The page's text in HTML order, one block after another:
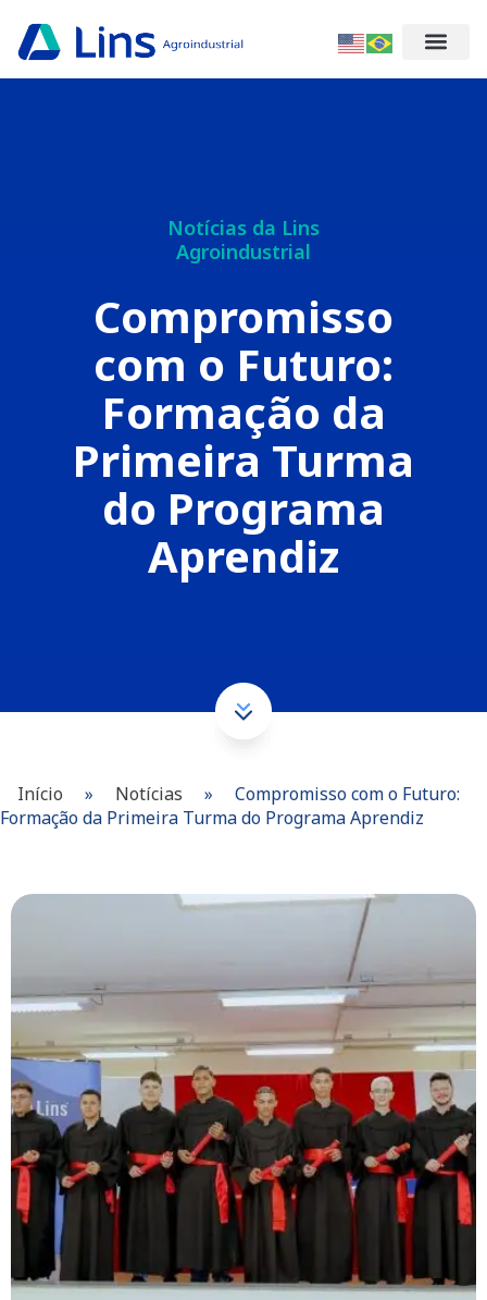
Notícias da Lins
Agroindustrial
Compromisso
com o Futuro:
Formação da
Primeira Turma
do Programa
Aprendiz
Início » Notícias »
Compromisso com o Futuro:
Formação da Primeira Turma do Programa Aprendiz